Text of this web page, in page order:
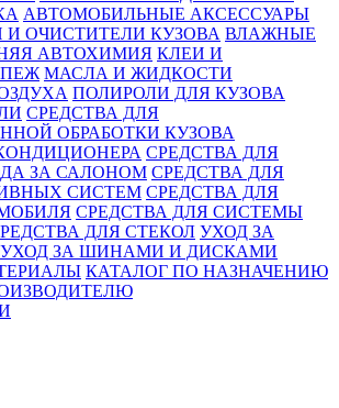
АВТОМОБИЛЬНЫЕ АКСЕССУАРЫ
ОЧИСТИТЕЛИ КУЗОВА ВЛАЖНЫЕ
АВТОХИМИЯ КЛЕИ И
МАСЛА И ЖИДКОСТИ
ПОЛИРОЛИ ДЛЯ КУЗОВА
СРЕДСТВА ДЛЯ
ОБРАБОТКИ КУЗОВА
СРЕДСТВА ДЛЯ
ЗА САЛОНОМ СРЕДСТВА ДЛЯ
СИСТЕМ СРЕДСТВА ДЛЯ
СРЕДСТВА ДЛЯ СИСТЕМЫ
ДЛЯ СТЕКОЛ УХОД ЗА
УХОД ЗА ШИНАМИ И ДИСКАМИ
КАТАЛОГ ПО НАЗНАЧЕНИЮ